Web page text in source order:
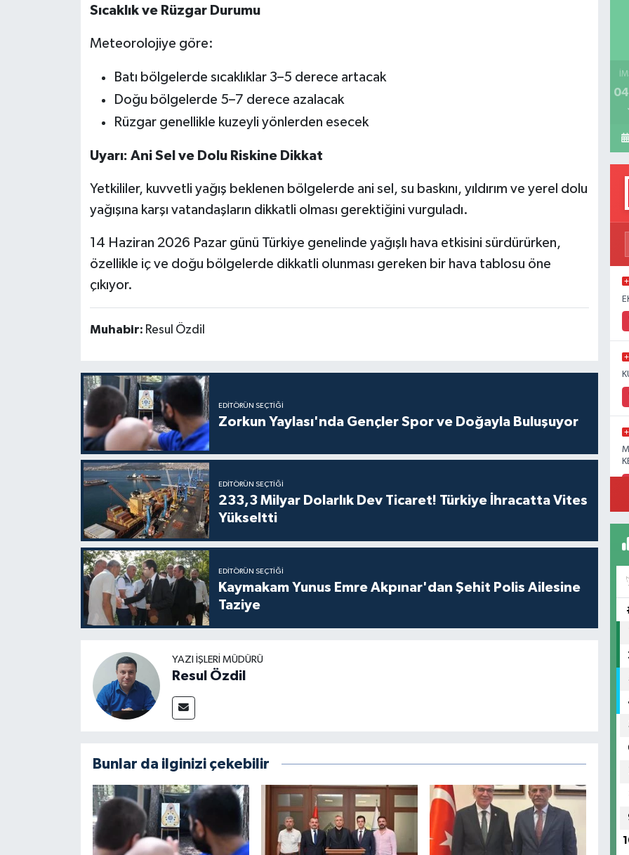
Sıcaklık ve Rüzgar Durumu
Meteorolojiye göre:
Batı bölgelerde sıcaklıklar 3–5 derece artacak
Doğu bölgelerde 5–7 derece azalacak
Rüzgar genellikle kuzeyli yönlerden esecek
Uyarı: Ani Sel ve Dolu Riskine Dikkat
Yetkililer, kuvvetli yağış beklenen bölgelerde ani sel, su baskını, yıldırım ve yerel dolu
yağışına karşı vatandaşların dikkatli olması gerektiğini vurguladı.
14 Haziran 2026 Pazar günü Türkiye genelinde yağışlı hava etkisini sürdürürken,
özellikle iç ve doğu bölgelerde dikkatli olunması gereken bir hava tablosu öne
çıkıyor.
Muhabir: Resul Özdil
EDITÖRÜN SEÇTIĞI
Zorkun Yaylası'nda Gençler Spor ve Doğayla Buluşuyor
EDITÖRÜN SEÇTIĞI
233,3 Milyar Dolarlık Dev Ticaret! Türkiye İhracatta Vites
Yükseltti
EDITÖRÜN SEÇTIĞI
Kaymakam Yunus Emre Akpınar'dan Şehit Polis Ailesine
Taziye
YAZI İŞLERI MÜDÜRÜ
Resul Özdil
Bunlar da ilginizi çekebilir